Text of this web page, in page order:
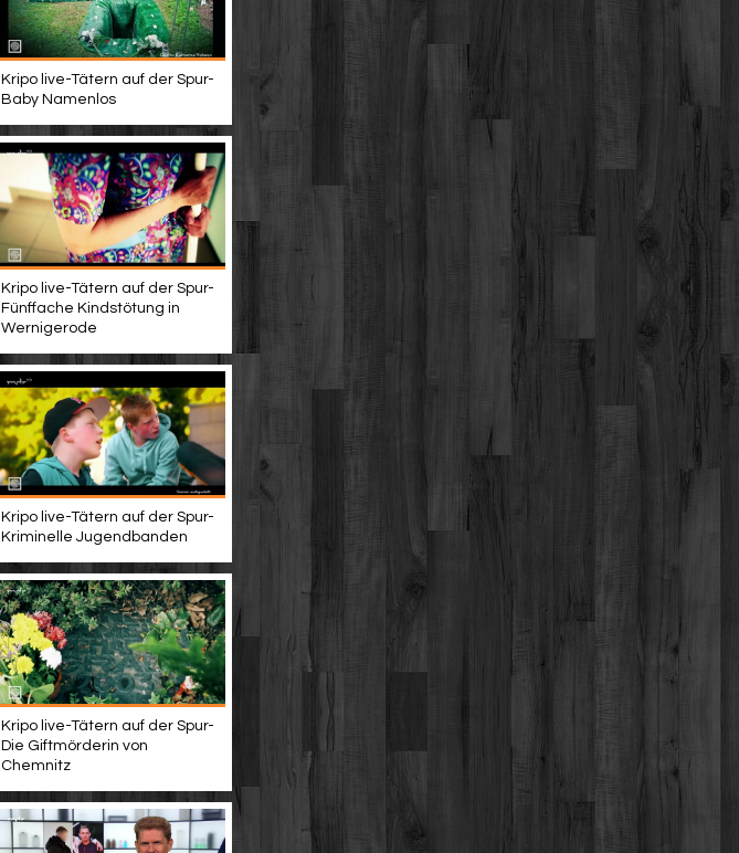
Kripo live-Tätern auf der Spur-
Baby Namenlos
Kripo live-Tätern auf der Spur-
Fünffache Kindstötung in
Wernigerode
Kripo live-Tätern auf der Spur-
Kriminelle Jugendbanden
Kripo live-Tätern auf der Spur-
Die Giftmörderin von
Chemnitz